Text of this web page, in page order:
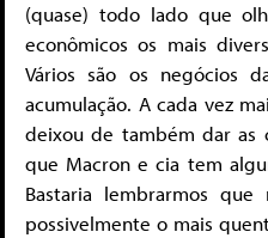
(quase) todo lado que
econômicos os mais
Vários são os negócios
acumulação. A cada vez
deixou de também dar as
que Macron e cia tem
Bastaria lembrarmos
possivelmente o mais